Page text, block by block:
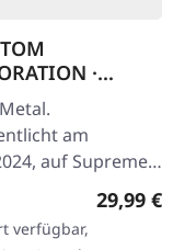
·
| FIRE
LP
am
auf Supreme
Records. SCR-
'Fire Splatter'
Insert, limitiert
29,99 €
verfügbar,